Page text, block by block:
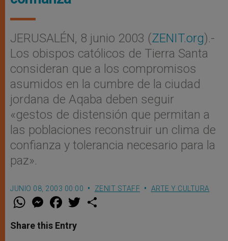
JERUSALÉN, 8 junio 2003 (ZENIT.org).-
Los obispos católicos de Tierra Santa
consideran que a los compromisos
asumidos en la cumbre de la ciudad
jordana de Aqaba deben seguir
«gestos de distensión que permitan a
las poblaciones reconstruir un clima de
confianza y tolerancia necesario para la
paz».
JUNIO 08, 2003 00:00 ZENIT STAFF ARTE Y CULTURA
W
t
s
M
e
s
e
F
a
e
b
w
Share this Entry